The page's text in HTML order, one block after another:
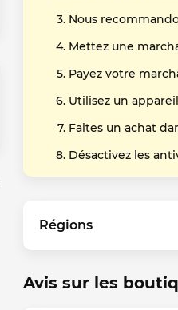
Nous
Mettez une
Payez votre
Utilisez un
Faites un achat
Désactivez les
Régions
Avis sur les